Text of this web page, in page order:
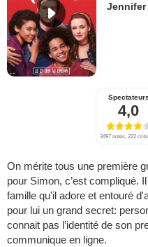
Jennifer
Spectateurs
4,0
3497 notes, 222
On mérite tous une première
pour Simon, c’est compliqué.
famille qu'il adore et entouré
pour lui un grand secret:
connait pas l’identité de son
communique en ligne.